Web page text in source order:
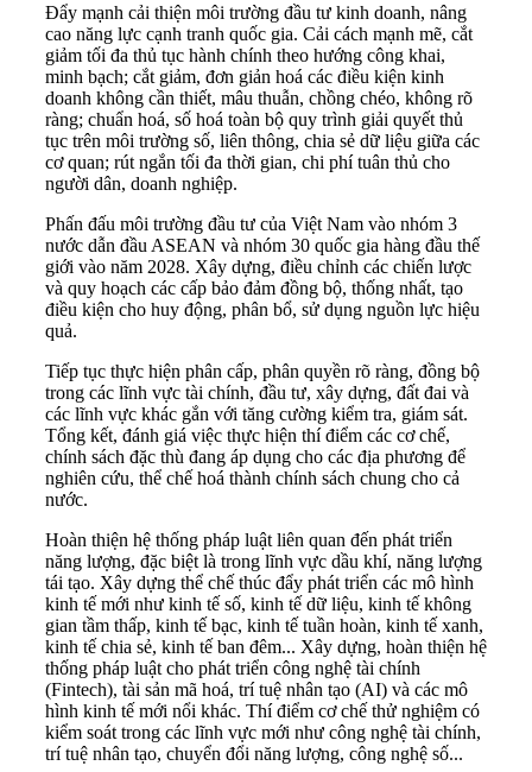
Đẩy mạnh cải thiện môi trường đầu tư kinh doanh, nâng
cao năng lực cạnh tranh quốc gia. Cải cách mạnh mẽ, cắt
giảm tối đa thủ tục hành chính theo hướng công khai,
minh bạch; cắt giảm, đơn giản hoá các điều kiện kinh
doanh không cần thiết, mâu thuẫn, chồng chéo, không rõ
ràng; chuẩn hoá, số hoá toàn bộ quy trình giải quyết thủ
tục trên môi trường số, liên thông, chia sẻ dữ liệu giữa các
cơ quan; rút ngắn tối đa thời gian, chi phí tuân thủ cho
người dân, doanh nghiệp.
Phấn đấu môi trường đầu tư của Việt Nam vào nhóm 3
nước dẫn đầu ASEAN và nhóm 30 quốc gia hàng đầu thế
giới vào năm 2028. Xây dựng, điều chỉnh các chiến lược
và quy hoạch các cấp bảo đảm đồng bộ, thống nhất, tạo
điều kiện cho huy động, phân bổ, sử dụng nguồn lực hiệu
quả.
Tiếp tục thực hiện phân cấp, phân quyền rõ ràng, đồng bộ
trong các lĩnh vực tài chính, đầu tư, xây dựng, đất đai và
các lĩnh vực khác gắn với tăng cường kiểm tra, giám sát.
Tổng kết, đánh giá việc thực hiện thí điểm các cơ chế,
chính sách đặc thù đang áp dụng cho các địa phương để
nghiên cứu, thể chế hoá thành chính sách chung cho cả
nước.
Hoàn thiện hệ thống pháp luật liên quan đến phát triển
năng lượng, đặc biệt là trong lĩnh vực dầu khí, năng lượng
tái tạo. Xây dựng thể chế thúc đẩy phát triển các mô hình
kinh tế mới như kinh tế số, kinh tế dữ liệu, kinh tế không
gian tầm thấp, kinh tế bạc, kinh tế tuần hoàn, kinh tế xanh,
kinh tế chia sẻ, kinh tế ban đêm... Xây dựng, hoàn thiện hệ
thống pháp luật cho phát triển công nghệ tài chính
(Fintech), tài sản mã hoá, trí tuệ nhân tạo (AI) và các mô
hình kinh tế mới nổi khác. Thí điểm cơ chế thử nghiệm có
kiểm soát trong các lĩnh vực mới như công nghệ tài chính,
trí tuệ nhân tạo, chuyển đổi năng lượng, công nghệ số...